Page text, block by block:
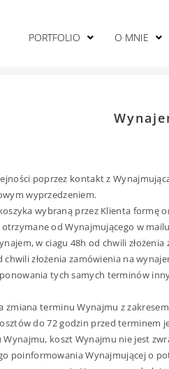
PORTFOLIO O MNIE
poprzez kontakt z
wyprzedzeniem.
wybraną przez Klienta formę
od Wynajmującego w
w ciagu 48h od chwili
chwili złożenia zamówienia na
tych samych terminów
zmiana terminu Wynajmu z
do 72 godzin przed
koszt Wynajmu nie jest
poinformowania Wynajmującej o